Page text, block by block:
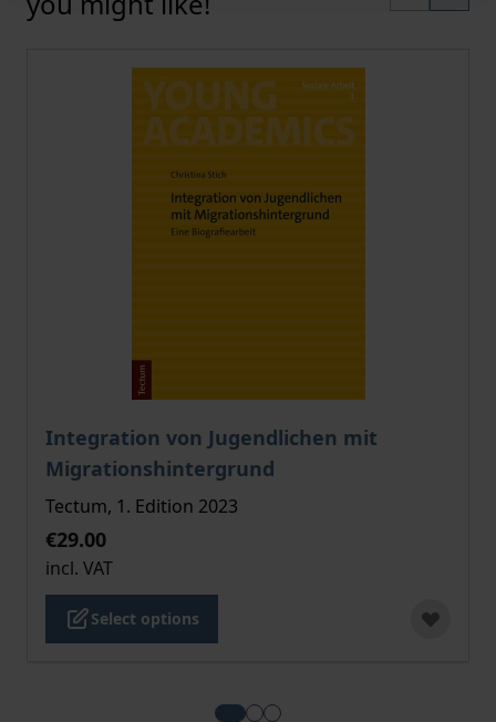
Integration von Jugendlichen mit
Migrationshintergrund
The price depends on the options chosen on the
Tectum, 1. Edition 2023
€29.00
incl. VAT
Select options